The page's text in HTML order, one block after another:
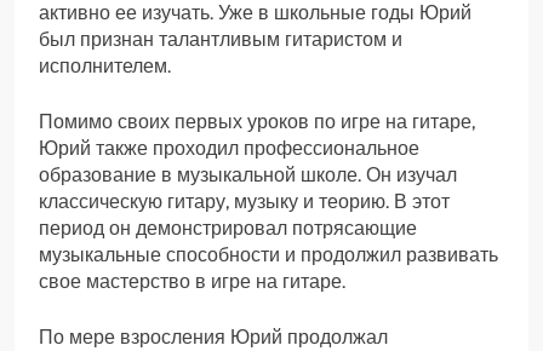
активно ее изучать. Уже в школьные годы Юрий
был признан талантливым гитаристом и
исполнителем.
Помимо своих первых уроков по игре на гитаре,
Юрий также проходил профессиональное
образование в музыкальной школе. Он изучал
классическую гитару, музыку и теорию. В этот
период он демонстрировал потрясающие
музыкальные способности и продолжил развивать
свое мастерство в игре на гитаре.
По мере взросления Юрий продолжал